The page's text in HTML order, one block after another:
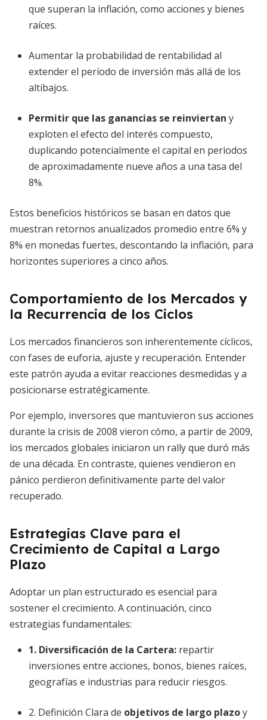
que superan la inflación, como acciones y bienes
raíces.
Aumentar la probabilidad de rentabilidad al
extender el período de inversión más allá de los
altibajos.
Permitir que las ganancias se reinviertan y
exploten el efecto del interés compuesto,
duplicando potencialmente el capital en periodos
de aproximadamente nueve años a una tasa del
8%.
Estos beneficios históricos se basan en datos que
muestran retornos anualizados promedio entre 6% y
8% en monedas fuertes, descontando la inflación, para
horizontes superiores a cinco años.
Comportamiento de los Mercados y
la Recurrencia de los Ciclos
Los mercados financieros son inherentemente cíclicos,
con fases de euforia, ajuste y recuperación. Entender
este patrón ayuda a evitar reacciones desmedidas y a
posicionarse estratégicamente.
Por ejemplo, inversores que mantuvieron sus acciones
durante la crisis de 2008 vieron cómo, a partir de 2009,
los mercados globales iniciaron un rally que duró más
de una década. En contraste, quienes vendieron en
pánico perdieron definitivamente parte del valor
recuperado.
Estrategias Clave para el
Crecimiento de Capital a Largo
Plazo
Adoptar un plan estructurado es esencial para
sostener el crecimiento. A continuación, cinco
estrategias fundamentales:
1. Diversificación de la Cartera: repartir
inversiones entre acciones, bonos, bienes raíces,
geografías e industrias para reducir riesgos.
2. Definición Clara de objetivos de largo plazoy